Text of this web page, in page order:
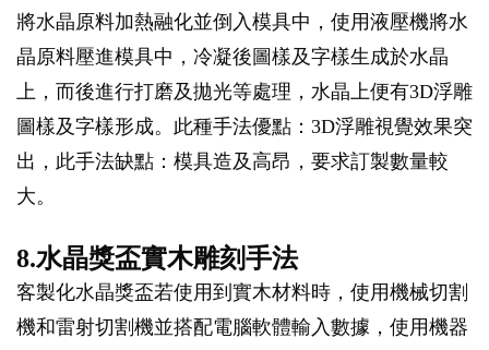
將水晶原料加熱融化並倒入模具中，使用液壓機將水
晶原料壓進模具中，冷凝後圖樣及字樣生成於水晶
上，而後進行打磨及拋光等處理，水晶上便有3D浮雕
圖樣及字樣形成。此種手法優點：3D浮雕視覺效果突
出，此手法缺點：模具造及高昂，要求訂製數量較
大。
8.水晶獎盃實木雕刻手法
客製化水晶獎盃若使用到實木材料時，使用機械切割
機和雷射切割機並搭配電腦軟體輸入數據，使用機器